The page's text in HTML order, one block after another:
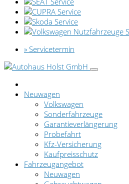
» Servicetermin
Neuwagen
Volkswagen
Sonderfahrzeuge
Garantieverlängerung
Probefahrt
Kfz-Versicherung
Kaufpreisschutz
Fahrzeugangebot
Neuwagen